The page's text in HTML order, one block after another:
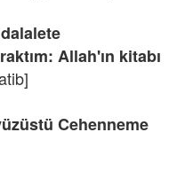
Allah'ın kitabı
Cehenneme